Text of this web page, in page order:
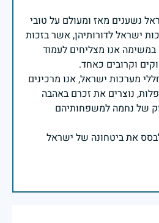
נשענים מאז ומעולם על טובי
ישראל לדורותיהן, אשר בזכות
אנו מצליחים לעמוד
מערכות ישראל, אנו מרכינים
נוצרים את זכרם באהבה
של נחמה למשפחותיהם
את ביטחונה של ישראל